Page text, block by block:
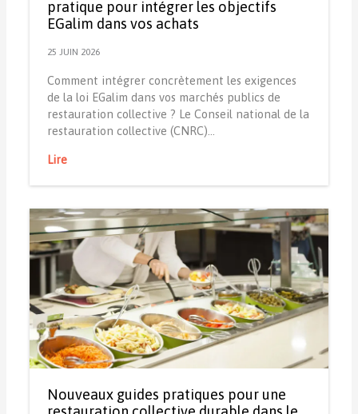
pratique pour intégrer les objectifs
EGalim dans vos achats
25 JUIN 2026
Comment intégrer concrètement les exigences
de la loi EGalim dans vos marchés publics de
restauration collective ? Le Conseil national de la
restauration collective (CNRC)…
Lire
Nouveaux guides pratiques pour une